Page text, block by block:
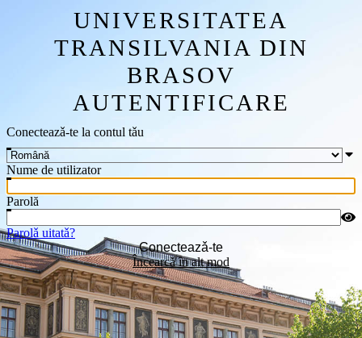
UNIVERSITATEA
TRANSILVANIA DIN
BRASOV
AUTENTIFICARE
Conecteazǎ-te la contul tǎu
Nume de utilizator
Parolă
Parolǎ uitatǎ?
Conecteazǎ-te
Încearcǎ în alt mod